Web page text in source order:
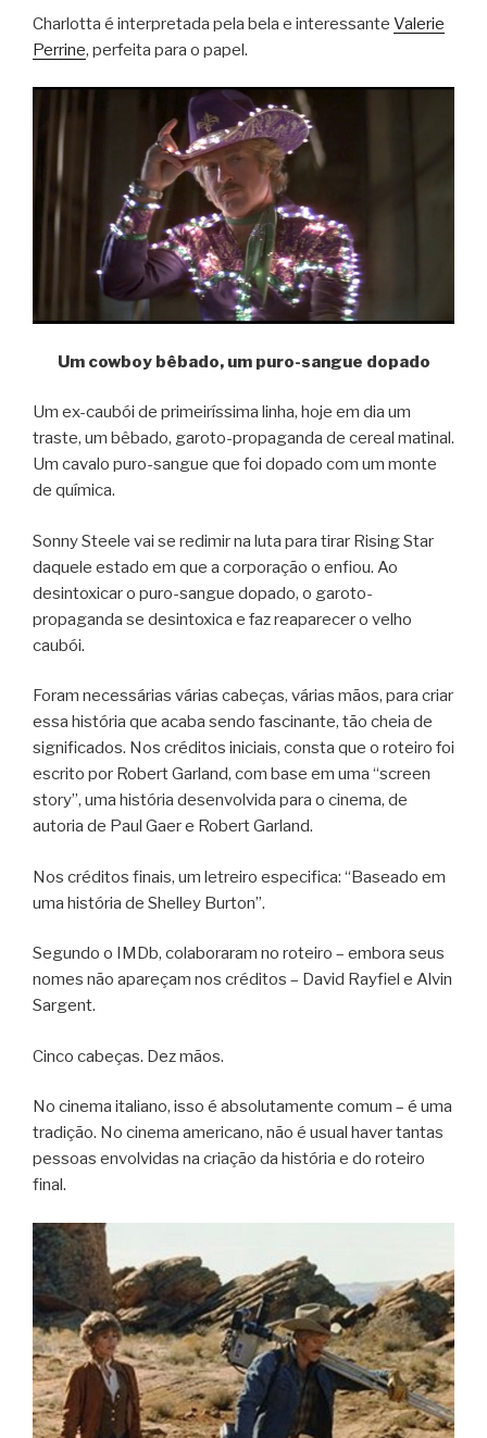
Charlotta é interpretada pela bela e interessante Valerie
Perrine, perfeita para o papel.
Um cowboy bêbado, um puro-sangue dopado
Um ex-caubói de primeiríssima linha, hoje em dia um
traste, um bêbado, garoto-propaganda de cereal matinal.
Um cavalo puro-sangue que foi dopado com um monte
de química.
Sonny Steele vai se redimir na luta para tirar Rising Star
daquele estado em que a corporação o enfiou. Ao
desintoxicar o puro-sangue dopado, o garoto-
propaganda se desintoxica e faz reaparecer o velho
caubói.
Foram necessárias várias cabeças, várias mãos, para criar
essa história que acaba sendo fascinante, tão cheia de
significados. Nos créditos iniciais, consta que o roteiro foi
escrito por Robert Garland, com base em uma “screen
story”, uma história desenvolvida para o cinema, de
autoria de Paul Gaer e Robert Garland.
Nos créditos finais, um letreiro especifica: “Baseado em
uma história de Shelley Burton”.
Segundo o IMDb, colaboraram no roteiro – embora seus
nomes não apareçam nos créditos – David Rayfiel e Alvin
Sargent.
Cinco cabeças. Dez mãos.
No cinema italiano, isso é absolutamente comum – é uma
tradição. No cinema americano, não é usual haver tantas
pessoas envolvidas na criação da história e do roteiro
final.